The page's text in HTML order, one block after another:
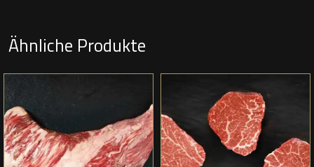
Ähnliche Produkte